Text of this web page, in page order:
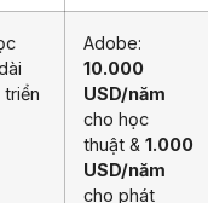
Adobe:
10.000
USD/năm
cho học
thuật & 1.000
USD/năm
cho phát